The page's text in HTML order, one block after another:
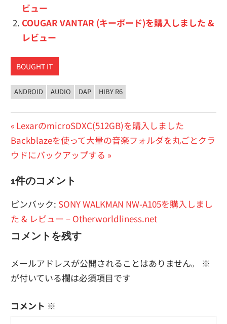
ビュー
COUGAR VANTAR (キーボード)を購入しました &
レビュー
BOUGHT IT
ANDROID AUDIO DAP HIBY R6
投
稿
ビ
ゲ
ー
シ
ョ
ン
前
の
投
LexarのmicroSDXC(512GB)を購入しました
次
の
稿:
Backblazeを使って大量の音楽フォルダを丸ごとクラ
ウドにバックアップする
1件のコメント
ピンバック: SONY WALKMAN NW-A105を購入しまし
た & レビュー – Otherworldliness.net
コメントを残す
メールアドレスが公開されることはありません。
※
が付いている欄は必須項目です
コメント ※